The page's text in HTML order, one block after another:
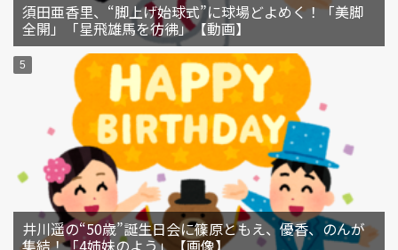
須田亜香里、“脚上げ始球式”に球場どよめく！「美脚
全開」「星飛雄馬を彷彿」【動画】
井川遥の“50歳”誕生日会に篠原ともえ、優香、のんが
集結！「4姉妹のよう」【画像】